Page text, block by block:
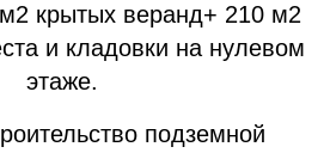
крытых веранд+ 210 м2
и кладовки на нулевом
этаже.
подземной